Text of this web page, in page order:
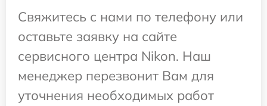
Свяжитесь с нами по телефону или
оставьте заявку на сайте
сервисного центра Nikon. Наш
менеджер перезвонит Вам для
уточнения необходимых работ